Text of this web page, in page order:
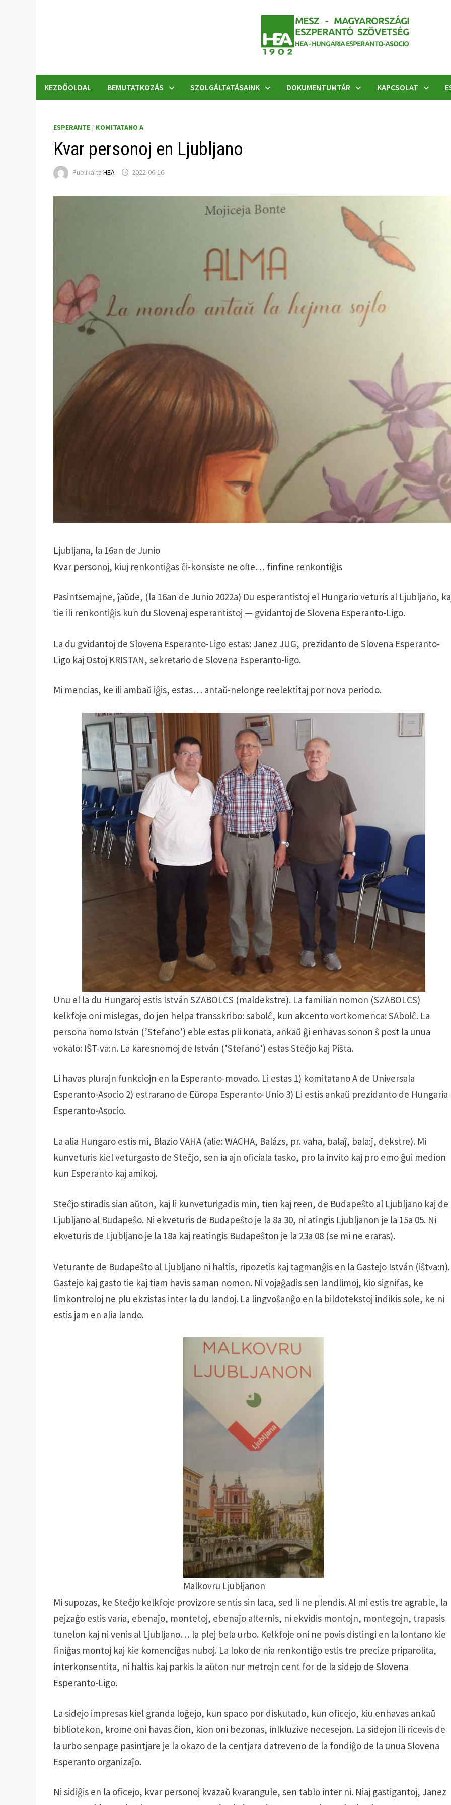
KEZDŐOLDAL BEMUTATKOZÁS SZOLGÁLTATÁSAINK DOKUMENTUMTÁR KAPCSOLAT
ESPERANTE / KOMITATANO A
Kvar personoj en Ljubljano
PublikáltaHEA 2022-06-16
Ljubljana, la 16an de Junio
Kvar personoj, kiuj renkontiĝas ĉi-konsiste ne ofte… finfine renkontiĝis
Pasintsemajne, ĵaŭde, (la 16an de Junio 2022a) Du esperantistoj el Hungario veturis al Ljubljano,
tie ili renkontiĝis kun du Slovenaj esperantistoj — gvidantoj de Slovena Esperanto-Ligo.
La du gvidantoj de Slovena Esperanto-Ligo estas: Janez JUG, prezidanto de Slovena Esperanto-
Ligo kaj Ostoj KRISTAN, sekretario de Slovena Esperanto-ligo.
Mi mencias, ke ili ambaŭ iĝis, estas… antaŭ-nelonge reelektitaj por nova periodo.
Unu el la du Hungaroj estis István SZABOLCS (maldekstre). La familian nomon (SZABOLCS)
kelkfoje oni mislegas, do jen helpa transskribo: sabolĉ, kun akcento vortkomenca: SAbolĉ. La
persona nomo István (’Stefano’) eble estas pli konata, ankaŭ ĝi enhavas sonon ŝ post la unua
vokalo: IŜT-va:n. La karesnomoj de István (’Stefano’) estas Steĉjo kaj Piŝta.
Li havas plurajn funkciojn en la Esperanto-movado. Li estas 1) komitatano A de Universala
Esperanto-Asocio 2) estrarano de Eŭropa Esperanto-Unio 3) Li estis ankaŭ prezidanto de Hungaria
Esperanto-Asocio.
La alia Hungaro estis mi, Blazio VAHA (alie: WACHA, Balázs, pr. vaha, balaĵ, bala:ĵ, dekstre). Mi
kunveturis kiel veturgasto de Steĉjo, sen ia ajn oficiala tasko, pro la invito kaj pro emo ĝui medion
kun Esperanto kaj amikoj.
Steĉjo stiradis sian aŭton, kaj li kunveturigadis min, tien kaj reen, de Budapeŝto al Ljubljano kaj de
Ljubljano al Budapeŝo. Ni ekveturis de Budapeŝto je la 8a 30, ni atingis Ljubljanon je la 15a 05. Ni
ekveturis de Ljubljano je la 18a kaj reatingis Budapeŝton je la 23a 08 (se mi ne eraras).
Veturante de Budapeŝto al Ljubljano ni haltis, ripozetis kaj tagmanĝis en la Gastejo István (iŝtva:n).
Gastejo kaj gasto tie kaj tiam havis saman nomon. Ni vojaĝadis sen landlimoj, kio signifas, ke
limkontroloj ne plu ekzistas inter la du landoj. La lingvoŝanĝo en la bildotekstoj indikis sole, ke ni
estis jam en alia lando.
Malkovru Ljubljanon
Mi supozas, ke Steĉjo kelkfoje provizore sentis sin laca, sed li ne plendis. Al mi estis tre agrable, la
pejzaĝo estis varia, ebenaĵo, montetoj, ebenaĵo alternis, ni ekvidis montojn, montegojn, trapasis
tunelon kaj ni venis al Ljubljano… la plej bela urbo. Kelkfoje oni ne povis distingi en la lontano kie
finiĝas montoj kaj kie komenciĝas nuboj. La loko de nia renkontiĝo estis tre precize priparolita,
interkonsentita, ni haltis kaj parkis la aŭton nur metrojn cent for de la sidejo de Slovena
Esperanto-Ligo.
La sidejo impresas kiel granda loĝejo, kun spaco por diskutado, kun oficejo, kiu enhavas ankaū
bibliotekon, krome oni havas ĉion, kion oni bezonas, inlkluzive necesejon. La sidejon ili ricevis de
la urbo senpage pasintjare je la okazo de la centjara datreveno de la fondiĝo de la unua Slovena
Esperanto organizaĵo.
Ni sidiĝis en la oficejo, kvar personoj kvazaŭ kvarangule, sen tablo inter ni. Niaj gastigantoj, Janez